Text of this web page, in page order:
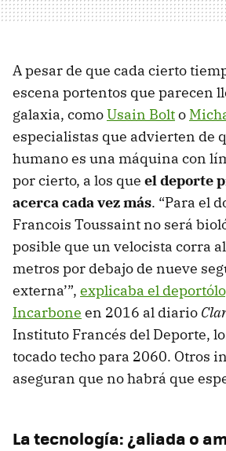
A pesar de que cada cierto
escena portentos que parecen
galaxia, comoUsain Bolto
especialistas que advierten de
humano es una máquina con
por cierto, a los que el deporte
acerca cada vez más. “Para el
Francois Toussaint no será
posible que un velocista corra
metros por debajo de nueve
externa’”, explicaba el
Incarbone en 2016 al diario
Instituto Francés del Deporte,
tocado techo para 2060. Otros
aseguran que no habrá que
La tecnología: ¿aliada o